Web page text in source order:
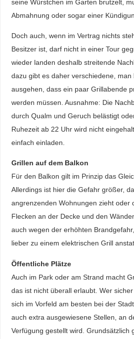
seine Würstchen im Garten brutzelt,
Abmahnung oder sogar einer
Doch auch, wenn im Vertrag nichts
Besitzer ist, darf nicht in einer Tour
wieder landen deshalb streitende
dazu gibt es daher verschiedene, man
ausgehen, dass ein paar Grillabende
werden müssen. Ausnahme: Die
durch Qualm und Geruch belästigt
Ruhezeit ab 22 Uhr wird nicht
einfach einladen.
Grillen auf dem Balkon
Für den Balkon gilt im Prinzip das
Allerdings ist hier die Gefahr größer,
angrenzenden Wohnungen zieht oder
Flecken an der Decke und den
auch wegen der erhöhten
lieber zu einem elektrischen Grill
Öffentliche Plätze
Auch im Park oder am Strand macht
das ist nicht überall erlaubt. Wer
sich im Vorfeld am besten bei der
auch extra ausgewiesene Stellen, an
Verfügung gestellt wird. Grundsätzlich